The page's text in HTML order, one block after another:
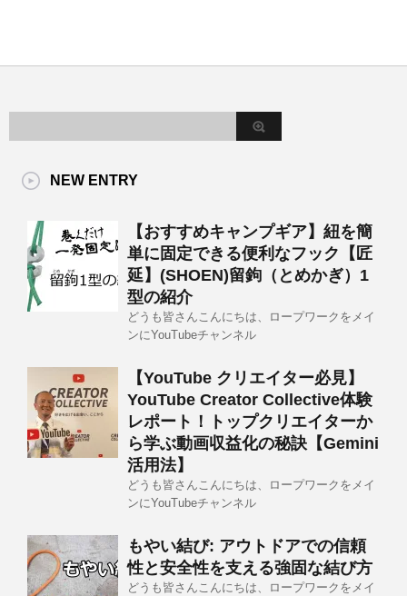
NEW ENTRY
【おすすめキャンプギア】紐を簡
単に固定できる便利なフック【匠
延】(SHOEN)留鉤（とめかぎ）1
型の紹介
どうも皆さんこんにちは、ロープワークをメイ
ンにYouTubeチャンネル
【YouTube クリエイター必見】
YouTube Creator Collective体験
レポート！トップクリエイターか
ら学ぶ動画収益化の秘訣【Gemini
活用法】
どうも皆さんこんにちは、ロープワークをメイ
ンにYouTubeチャンネル
もやい結び: アウトドアでの信頼
性と安全性を支える強固な結び方
どうも皆さんこんにちは、ロープワークをメイ